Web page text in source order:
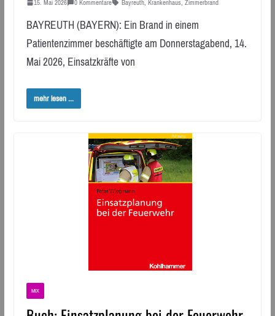
BAYREUTH (BAYERN): Ein Brand in einem
Patientenzimmer beschäftigte am Donnerstagabend, 14.
Mai 2026, Einsatzkräfte von
mehr lesen ...
MIX